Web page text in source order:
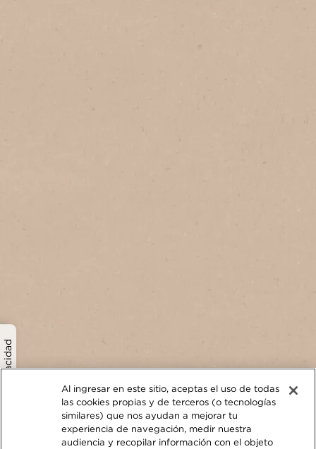
política de privacidad
Al ingresar en este sitio, aceptas el uso de todas
las cookies propias y de terceros (o tecnologías
similares) que nos ayudan a mejorar tu
experiencia de navegación, medir nuestra
audiencia y recopilar información con el objeto